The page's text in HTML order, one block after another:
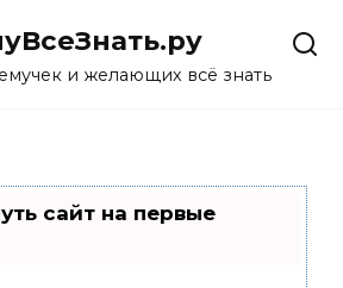
и желающих всё знать
сайт на первые